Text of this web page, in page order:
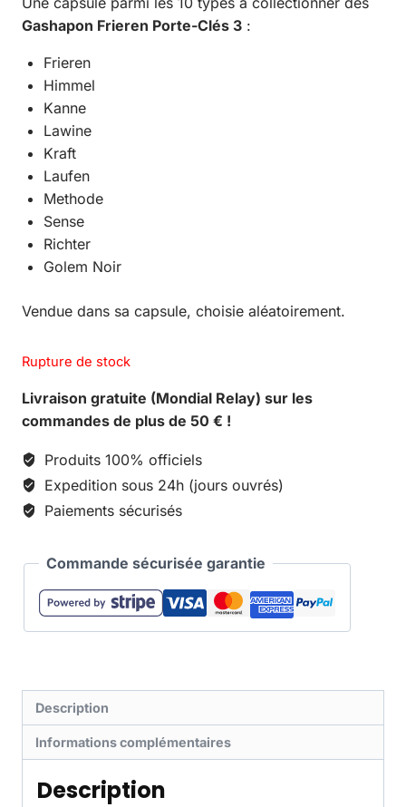
Gashapon Frieren Porte-Clés 3 :
Frieren
Himmel
Kanne
Lawine
Kraft
Laufen
Methode
Sense
Richter
Golem Noir
Vendue dans sa capsule, choisie aléatoirement.
Rupture de stock
Livraison gratuite (Mondial Relay) sur les
commandes de plus de 50 € !
Produits 100% officiels
Expedition sous 24h (jours ouvrés)
Paiements sécurisés
Commande sécurisée garantie
Description
Informations complémentaires
Description